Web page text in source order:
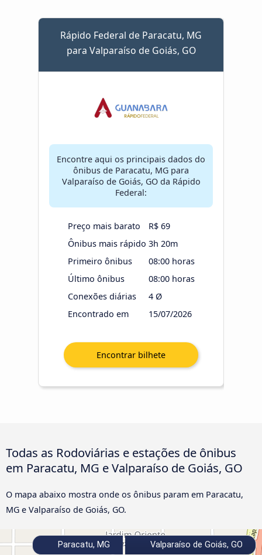
Rápido Federal de Paracatu, MG
para Valparaíso de Goiás, GO
Encontre aqui os principais dados do
ônibus de Paracatu, MG para
Valparaíso de Goiás, GO da Rápido
Federal:
Preço mais barato
R$ 69
Ônibus mais rápido 3h 20m
Primeiro ônibus
08:00 horas
Último ônibus
08:00 horas
Conexões diárias
4 Ø
Encontrado em
15/07/2026
Todas as Rodoviárias e estações de ônibus
em Paracatu, MG e Valparaíso de Goiás, GO
O mapa abaixo mostra onde os ônibus param em Paracatu,
MG e Valparaíso de Goiás, GO.
Paracatu, MG Valparaíso de Goiás, GO